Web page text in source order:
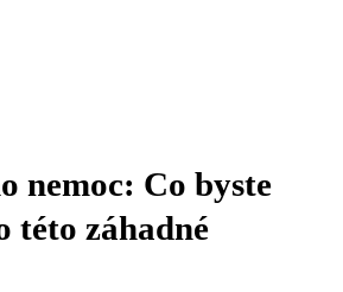
nemoc: Co byste
této záhadné